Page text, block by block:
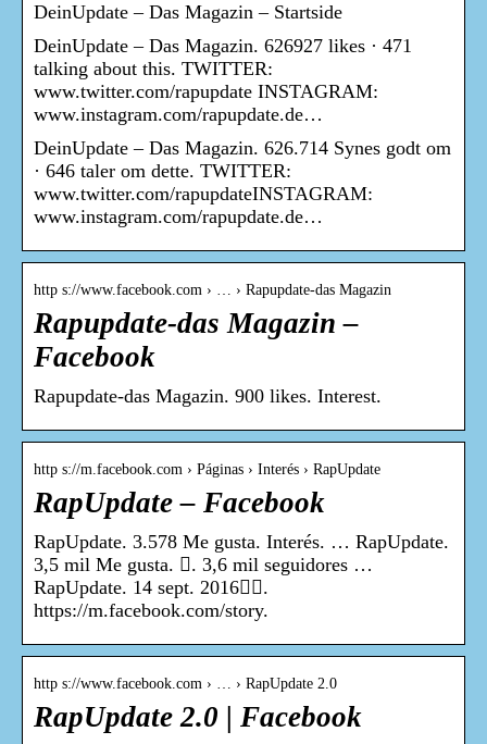
DeinUpdate – Das Magazin – Startside
DeinUpdate – Das Magazin. 626927 likes · 471
talking about this. TWITTER:
www.twitter.com/rapupdate INSTAGRAM:
www.instagram.com/rapupdate.de…
DeinUpdate – Das Magazin. 626.714 Synes godt om
· 646 taler om dette. TWITTER:
www.twitter.com/rapupdateINSTAGRAM:
www.instagram.com/rapupdate.de…
http s://www.facebook.com › … › Rapupdate-das Magazin
Rapupdate-das Magazin –
Facebook
Rapupdate-das Magazin. 900 likes. Interest.
http s://m.facebook.com › Páginas › Interés › RapUpdate
RapUpdate – Facebook
RapUpdate. 3.578 Me gusta. Interés. … RapUpdate.
3,5 mil Me gusta. 󱞋. 3,6 mil seguidores …
RapUpdate. 14 sept. 2016󰞋󰟠.
https://m.facebook.com/story.
http s://www.facebook.com › … › RapUpdate 2.0
RapUpdate 2.0 | Facebook